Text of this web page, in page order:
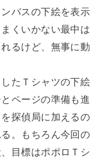
バスの下絵を表示
くいかない最中は
るけど、無事に動
たＴシャツの下絵
ページの準備も進
探偵局に加えるの
。もちろん今回の
目標はポポロＴシ